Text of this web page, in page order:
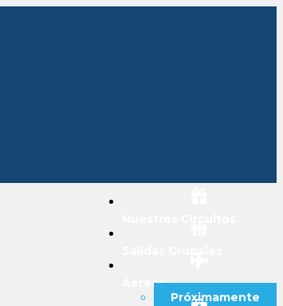
Aéreos
Próximamente